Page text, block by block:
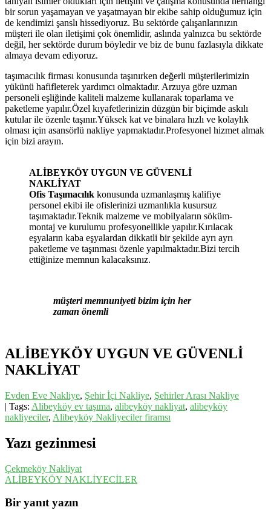
bir sorun yaşamayan ve yaşatmayan bir ekibe sahip olduğumuz için
de kendimizi şanslı hissediyoruz. Bu sektörde çalışanlarınızın
müşteri ile olan iletişimi çok önemlidir, aslında yalnızca bu sektörde
değil, her sektörde durum böyledir ve biz de bunu fazlasıyla dikkate
almaya devam ediyoruz.
taşımacılık firması konusunda taşınırken değerli müşterilerimizin
yükünü hafifleterek yardımcı olmaktadır. Arzuya göre uzman
personeli eşliğinde kaliteli malzeme kullanarak toparlama ve
paketleme yapılır.Özel kıyafetlerinizin düzgün bir biçimde askılı
kutular ile özenle taşınır.Yüksek kat ve binalara hızlı ve kolaylık
olması için asansörlü nakliye yapmaktadır.Profesyonel hizmet almak
için bizi arayın.
ALİBEYKÖY UYGUN VE GÜVENLİ
NAKLİYAT
Ofis Taşımacılık konusunda uzmanlaşmış kalifiye
personel ekibi ile ofislerinizi uzmanlıkla kusursuz
taşımaktadır.Teknik malzeme ve mobilyaların söküm-
montaj ve kurulumu profesyonellikle yapılır.Kırılacak
eşyaların kaba eşyalardan dikkatli bir şekilde ayrı ayrı
paketleme ve taşınması özenle yapılmaktadır.Bizi tercih
ettiğinize memnun kalacaksınız.
müşteri memnuniyeti bizim için her
zaman önemli
ALİBEYKÖY UYGUN VE GÜVENLİ
NAKLİYAT
Evden Eve Nakliye, Şehir İçi Nakliye, Şehirler Arası Nakliye
| Tags: Alibeyköy ev taşıma, alibeyköy nakliyat, alibeyköy
nakliyeciler, Alibeyköy Nakliyeciler firamsı
Yazı gezinmesi
Çekmeköy Nakliyat
ALİBEYKÖY NAKLİYECİLER
Bir yanıt yazın